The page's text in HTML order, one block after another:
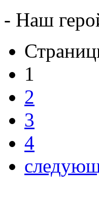
- Наш
1
2
3
4